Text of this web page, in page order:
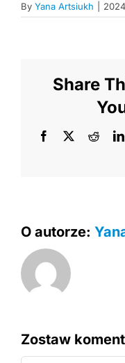
By Yana Artsiukh
Share
Facebook
X Reddit
O autorze:
Zostaw